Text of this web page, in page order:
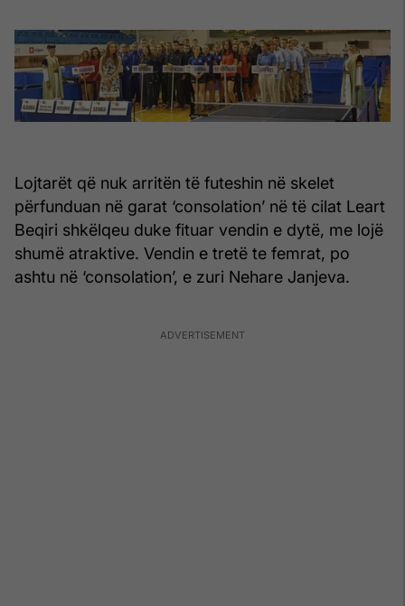
Lojtarët që nuk arritën të futeshin në skelet
përfunduan në garat ‘consolation’ në të cilat Leart
Beqiri shkëlqeu duke fituar vendin e dytë, me lojë
shumë atraktive. Vendin e tretë te femrat, po
ashtu në ‘consolation’, e zuri Nehare Janjeva.